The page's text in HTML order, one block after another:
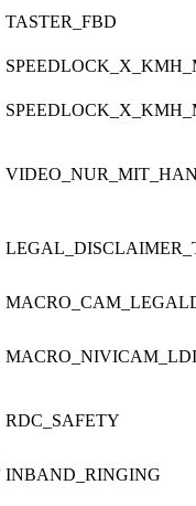
TASTER_FBD
RDC_SAFETY
INBAND_RINGING